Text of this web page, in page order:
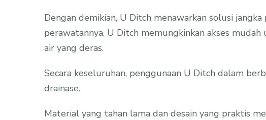
Dengan demikian, U Ditch menawarkan solusi
perawatannya. U Ditch memungkinkan akses
air yang deras.
Secara keseluruhan, penggunaan U Ditch dalam
drainase.
Material yang tahan lama dan desain yang praktis